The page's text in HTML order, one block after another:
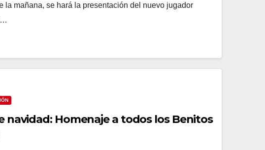
la mañana, se hará la presentación del nuevo jugador
navidad: Homenaje a todos los Benitos